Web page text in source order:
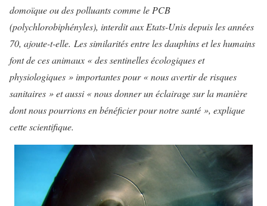
domoïque ou des polluants comme le PCB
(polychlorobiphényles), interdit aux Etats-Unis depuis les années
70, ajoute-t-elle. Les similarités entre les dauphins et les humains
font de ces animaux « des sentinelles écologiques et
physiologiques » importantes pour « nous avertir de risques
sanitaires » et aussi « nous donner un éclairage sur la manière
dont nous pourrions en bénéficier pour notre santé », explique
cette scientifique.